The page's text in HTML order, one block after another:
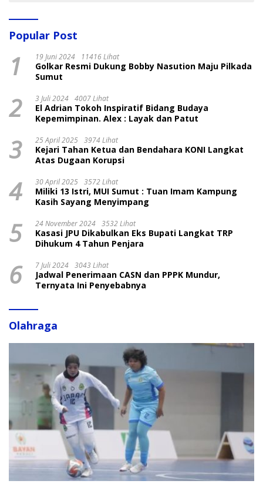
Popular Post
1 19 Juni 2024 11416 Lihat
Golkar Resmi Dukung Bobby Nasution Maju Pilkada
Sumut
2 3 Juli 2024 4007 Lihat
El Adrian Tokoh Inspiratif Bidang Budaya
Kepemimpinan. Alex : Layak dan Patut
3 25 April 2025 3974 Lihat
Kejari Tahan Ketua dan Bendahara KONI Langkat
Atas Dugaan Korupsi
4 30 April 2025 3572 Lihat
Miliki 13 Istri, MUI Sumut : Tuan Imam Kampung
Kasih Sayang Menyimpang
5 24 November 2024 3532 Lihat
Kasasi JPU Dikabulkan Eks Bupati Langkat TRP
Dihukum 4 Tahun Penjara
6 7 Juli 2024 3043 Lihat
Jadwal Penerimaan CASN dan PPPK Mundur,
Ternyata Ini Penyebabnya
Olahraga